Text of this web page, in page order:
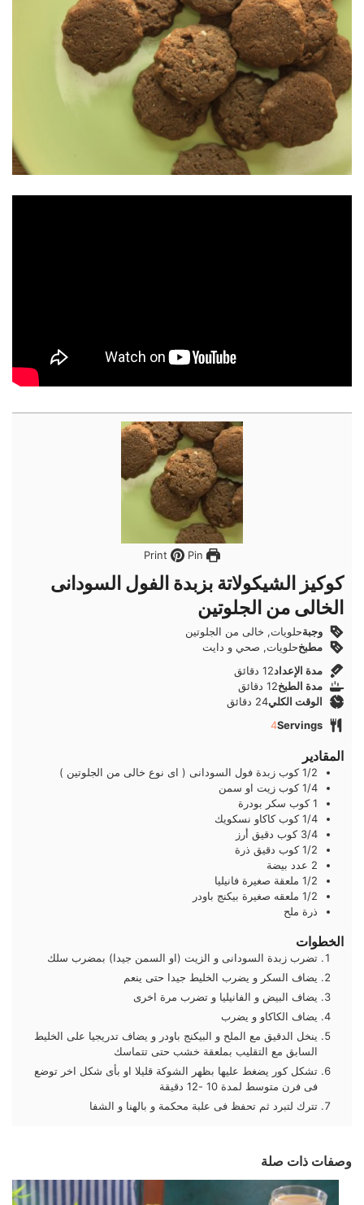
Pin
كوكيز الشيكولاتة بزبدة الفول السودانى
الخالى من الجلوتين
وجبةحلويات, خالى من الجلوتين
مطبخحلويات, صحي و دايت
مدة الإعداد12دقائق
دقائق
مدة الطبخ12دقائق
دقائق
الوقت الكلي24 دقائق
دقائق
Servings
4
المقادير
1/2 كوب زبدة فول السودانى ( اى نوع خالى من الجلوتين )
1/4 كوب زيت او سمن
1 كوب سكر بودرة
1/4 كوب كاكاو نسكويك
3/4 كوب دقيق أرز
1/2 كوب دقيق ذرة
2 عدد بيضة
1/2 ملعقة صغيرة فانيليا
1/2 ملعقه صغيرة بيكنج باودر
ذرة ملح
الخطوات
تضرب زبدة السودانى و الزيت (او السمن جيدا) بمضرب سلك
يضاف السكر و يضرب الخليط جيدا حتى ينعم
يضاف البيض و الفانيليا و تضرب مرة اخرى
يضاف الكاكاو و يضرب
ينخل الدقيق مع الملح و البيكنج باودر و يضاف تدريجيا على الخليط
السابق مع التقليب بملعقة خشب حتى تتماسك
تشكل كور يضغط عليها بظهر الشوكة قليلا او بأى شكل اخر توضع
فى فرن متوسط لمدة 10 -12 دقيقة
تترك لتبرد ثم تحفظ فى علبة محكمة و بالهنا و الشفا
وصفات ذات صلة